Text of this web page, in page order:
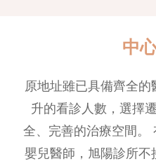
中
原地址雖已具備齊全
升的看診人數，選擇
全、完善的治療空間。
嬰兒醫師，旭陽診所